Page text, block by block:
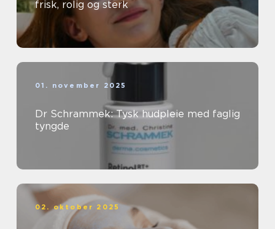
frisk, rolig og sterk
01. november 2025
Dr Schrammek: Tysk hudpleie med faglig
tyngde
02. oktober 2025